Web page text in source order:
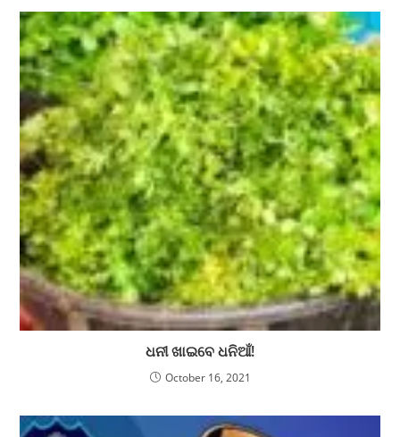
ଧନୀ ଖାଇବେ ଧନିଆଁ!
October 16, 2021